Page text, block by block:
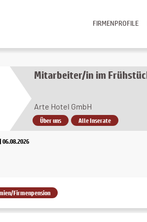
FIRMENPROFILE
Mitarbeiter/in im
Arte Hotel GmbH
Über uns Alle Inserate
Firmenpension